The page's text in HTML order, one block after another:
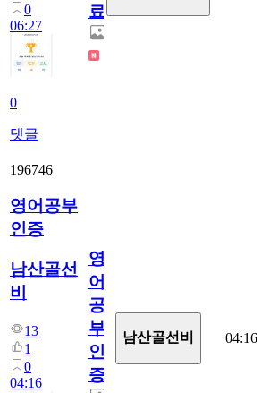
0
06:27
0
댓글
료
196746
영어공부
인증
남산골선
비
13
1
0
04:16
영
어
공
부
인
증
남산골선비 04:16